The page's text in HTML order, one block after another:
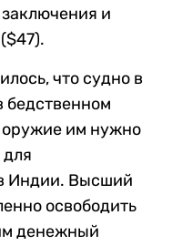
и
что судно в
бедственном
оружие им нужно
Индии. Высший
освободить
денежный